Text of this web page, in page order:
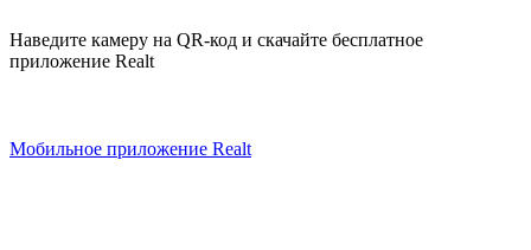
Наведите камеру на QR-код и скачайте бесплатное
приложение Realt
Мобильное приложение Realt